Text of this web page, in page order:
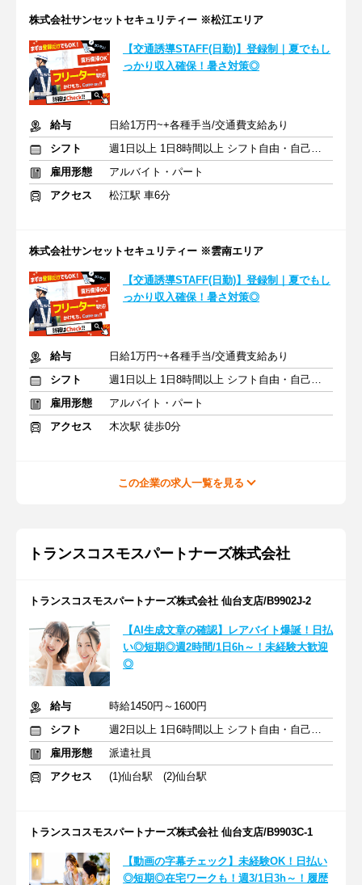
株式会社サンセットセキュリティー ※松江エリア
【交通誘導STAFF(日勤)】登録制｜夏でもし
っかり収入確保！暑さ対策◎
給与
日給1万円~+各種手当/交通費支給あり
シフト
週1日以上 1日8時間以上 シフト自由・自己申告
雇用形態
アルバイト・パート
アクセス
松江駅 車6分
株式会社サンセットセキュリティー ※雲南エリア
【交通誘導STAFF(日勤)】登録制｜夏でもし
っかり収入確保！暑さ対策◎
給与
日給1万円~+各種手当/交通費支給あり
シフト
週1日以上 1日8時間以上 シフト自由・自己申告
雇用形態
アルバイト・パート
アクセス
木次駅 徒歩0分
この企業の求人一覧を見る
トランスコスモスパートナーズ株式会社
トランスコスモスパートナーズ株式会社 仙台支店/B9902J-2
【AI生成文章の確認】レアバイト爆誕！日払
い◎短期◎週2時間/1日6h～！未経験大歓迎
◎
給与
時給1450円～1600円
シフト
週2日以上 1日6時間以上 シフト自由・自己申告
雇用形態
派遣社員
アクセス
(1)仙台駅 (2)仙台駅
トランスコスモスパートナーズ株式会社 仙台支店/B9903C-1
【動画の字幕チェック】未経験OK！日払い
◎短期◎在宅ワークも！週3/1日3h～！履歴